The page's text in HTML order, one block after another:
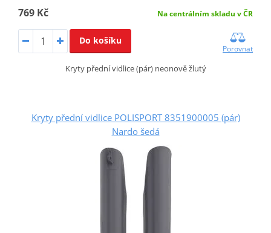
769 Kč Na centrálním skladu v ČR
Do košíku
Porovnat
Kryty přední vidlice (pár) neonově žlutý
Kryty přední vidlice POLISPORT 8351900005 (pár)
Nardo šedá